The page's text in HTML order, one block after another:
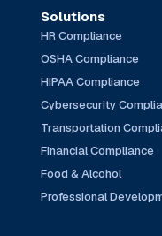
Solutions
HR Compliance
OSHA Compliance
HIPAA Compliance
Cybersecurity
Transportation
Financial Compliance
Food & Alcohol
Professional